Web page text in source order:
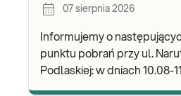
07 sierpnia 2026
Informujemy o
punktu pobrań przy ul.
Podlaskiej: w dniach 10.08-11.08 – punkt będzie